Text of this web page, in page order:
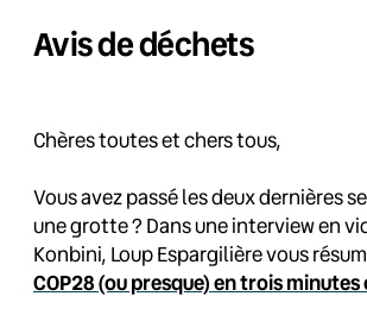
Avis de déchets
Chères toutes et chers tous,
Vous avez passé les deux dernières
une grotte ? Dans une interview en
Konbini, Loup Espargilière vous
COP28 (ou presque) en trois